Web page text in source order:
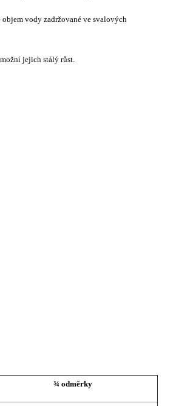
vody zadržované ve svalových
jejich stálý růst.
¾ odměrky